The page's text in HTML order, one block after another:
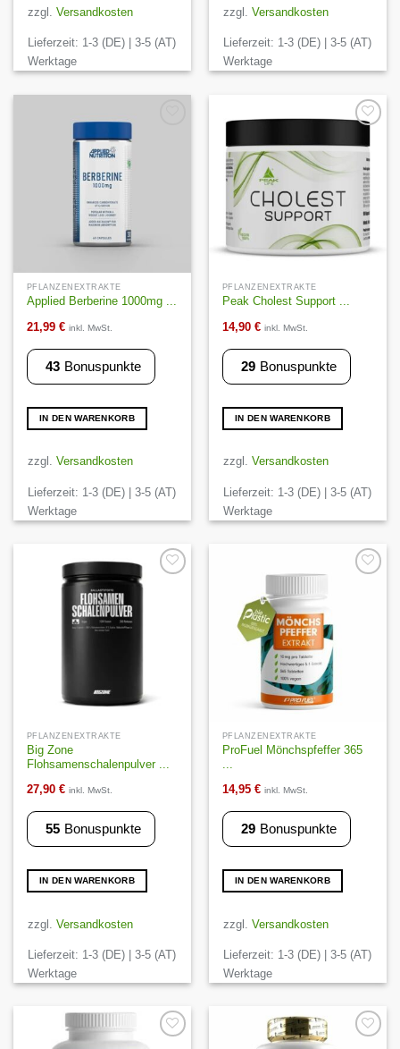
zzgl. Versandkosten
Lieferzeit: 1-3 (DE) | 3-5 (AT)
Werktage
zzgl. Versandkosten
Lieferzeit: 1-3 (DE) | 3-5 (AT)
Werktage
PFLANZENEXTRAKTE
Applied Berberine 1000mg ...
21,99 € inkl. MwSt.
43 Bonuspunkte
IN DEN WARENKORB
zzgl. Versandkosten
Lieferzeit: 1-3 (DE) | 3-5 (AT)
Werktage
Wunschliste
PFLANZENEXTRAKTE
Peak Cholest Support ...
14,90 € inkl. MwSt.
29 Bonuspunkte
IN DEN WARENKORB
zzgl. Versandkosten
Lieferzeit: 1-3 (DE) | 3-5 (AT)
Werktage
Auf die
PFLANZENEXTRAKTE
Big Zone
Flohsamenschalenpulver ...
27,90 € inkl. MwSt.
55 Bonuspunkte
IN DEN WARENKORB
zzgl. Versandkosten
Lieferzeit: 1-3 (DE) | 3-5 (AT)
Werktage
PFLANZENEXTRAKTE
ProFuel Mönchspfeffer 365
14,95 € inkl. MwSt.
29 Bonuspunkte
IN DEN WARENKORB
zzgl. Versandkosten
Lieferzeit: 1-3 (DE) | 3-5 (AT)
Werktage